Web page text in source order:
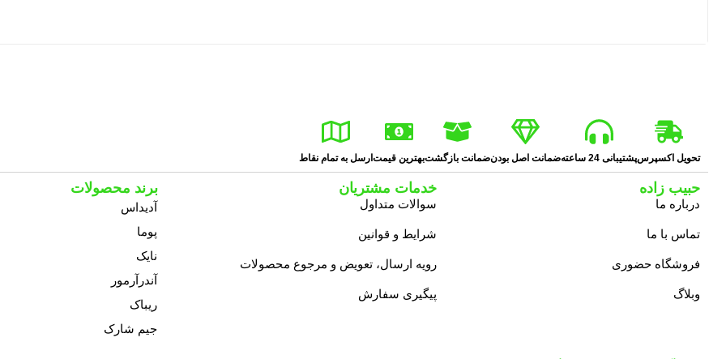
تحویل اکسپرسپشتیبانی 24 ساعته ضمانت اصل بودنضمانت بازگشتبهترین قیمتارسل به تمام نقاط
حبیب زاده
درباره ما
تماس با ما
فروشگاه حضوری
وبلاگ
خدمات مشتریان
سوالات متداول
شرایط و قوانین
رویه ارسال، تعویض و مرجوع محصولات
پیگیری سفارش
برند محصولات
آدیداس
پوما
نایک
آندرآرمور
ریباک
جیم شارک